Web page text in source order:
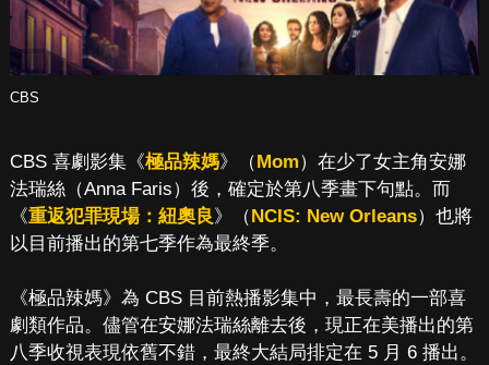
CBS
CBS 喜劇影集《極品辣媽》（ Mom）在少了女主角安娜
法瑞絲（Anna Faris）後，確定於第八季畫下句點。而
《重返犯罪現場：紐奧良》（ NCIS: New Orleans）也將
以目前播出的第七季作為最終季。
《極品辣媽》為 CBS 目前熱播影集中，最長壽的一部喜
劇類作品。儘管在安娜法瑞絲離去後，現正在美播出的第
八季收視表現依舊不錯，最終大結局排定在 5 月 6 播出。